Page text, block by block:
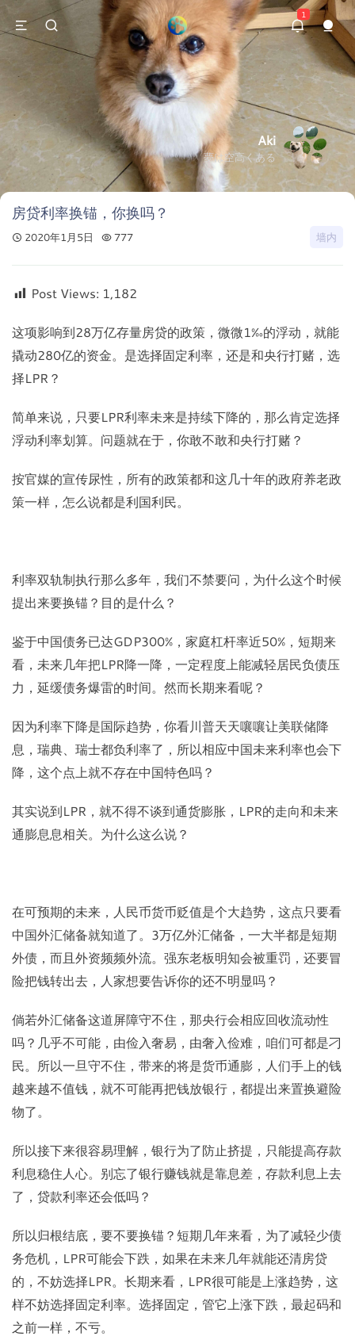
1
Aki
夢は空高くある
房贷利率换锚，你换吗？
2020年1月5日 777 墙内
Post Views: 1,182
这项影响到28万亿存量房贷的政策，微微1‰的浮动，就能
撬动280亿的资金。是选择固定利率，还是和央行打赌，选
择LPR？
简单来说，只要LPR利率未来是持续下降的，那么肯定选择
浮动利率划算。问题就在于，你敢不敢和央行打赌？
按官媒的宣传尿性，所有的政策都和这几十年的政府养老政
策一样，怎么说都是利国利民。
利率双轨制执行那么多年，我们不禁要问，为什么这个时候
提出来要换锚？目的是什么？
鉴于中国债务已达GDP300%，家庭杠杆率近50%，短期来
看，未来几年把LPR降一降，一定程度上能减轻居民负债压
力，延缓债务爆雷的时间。然而长期来看呢？
因为利率下降是国际趋势，你看川普天天嚷嚷让美联储降
息，瑞典、瑞士都负利率了，所以相应中国未来利率也会下
降，这个点上就不存在中国特色吗？
其实说到LPR，就不得不谈到通货膨胀，LPR的走向和未来
通膨息息相关。为什么这么说？
在可预期的未来，人民币货币贬值是个大趋势，这点只要看
中国外汇储备就知道了。3万亿外汇储备，一大半都是短期
外债，而且外资频频外流。强东老板明知会被重罚，还要冒
险把钱转出去，人家想要告诉你的还不明显吗？
倘若外汇储备这道屏障守不住，那央行会相应回收流动性
吗？几乎不可能，由俭入奢易，由奢入俭难，咱们可都是刁
民。所以一旦守不住，带来的将是货币通膨，人们手上的钱
越来越不值钱，就不可能再把钱放银行，都提出来置换避险
物了。
所以接下来很容易理解，银行为了防止挤提，只能提高存款
利息稳住人心。别忘了银行赚钱就是靠息差，存款利息上去
了，贷款利率还会低吗？
所以归根结底，要不要换锚？短期几年来看，为了减轻少债
务危机，LPR可能会下跌，如果在未来几年就能还清房贷
的，不妨选择LPR。长期来看，LPR很可能是上涨趋势，这
样不妨选择固定利率。选择固定，管它上涨下跌，最起码和
之前一样，不亏。